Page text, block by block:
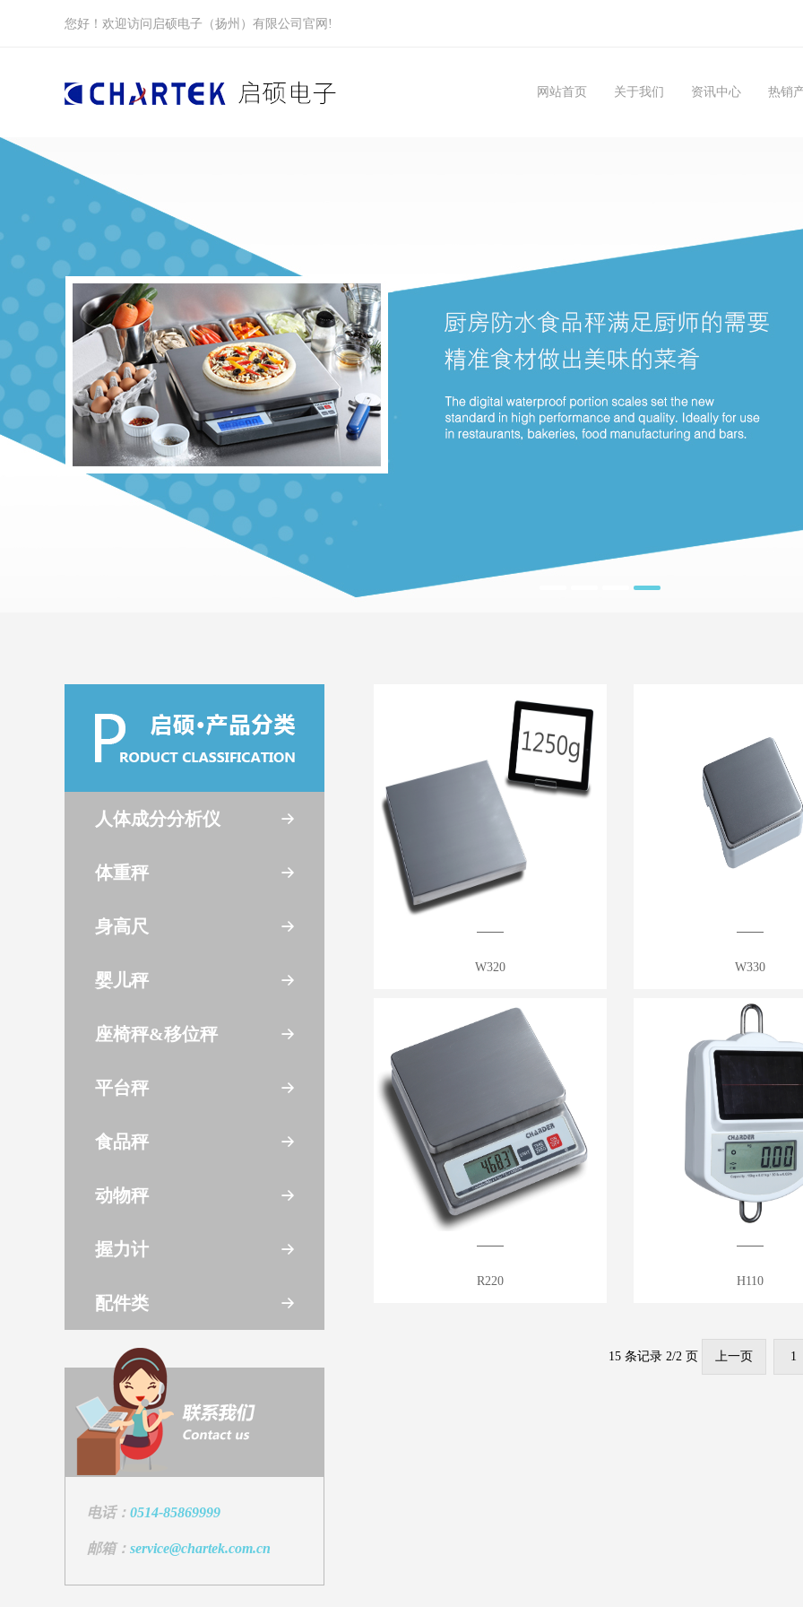
您好！欢迎访问启硕电子（扬州）有限公司官网!
网站首页 关于我们 资讯中心 热销
人体成分分析仪
体重秤
身高尺
婴儿秤
座椅秤&移位秤
平台秤
食品秤
动物秤
握力计
配件类
电话： 0514-85869999
邮箱： service@chartek.com.cn
W320 W330
R220 H110
15 条记录 2/2 页 上一页 1